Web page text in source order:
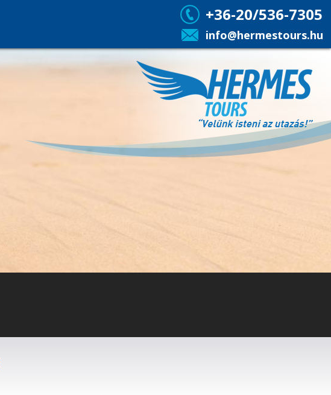
+36-20/536-7305
info@hermestours.hu